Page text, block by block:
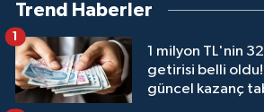
Trend Haberler
1 milyon TL'nin
getirisi belli oldu!
güncel kazanç
1